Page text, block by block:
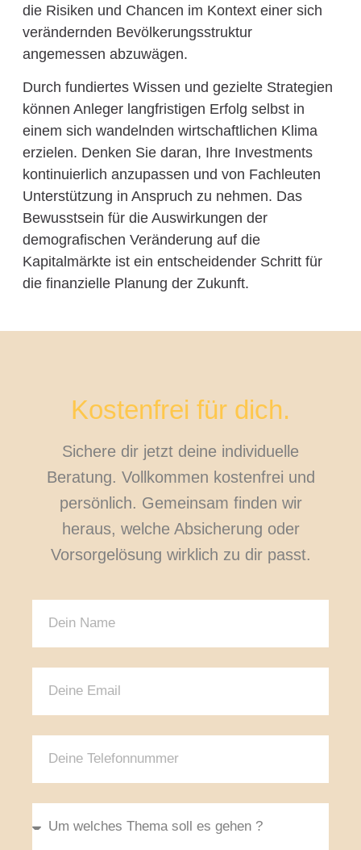
die Risiken und Chancen im Kontext einer sich
verändernden Bevölkerungsstruktur
angemessen abzuwägen.
Durch fundiertes Wissen und gezielte Strategien
können Anleger langfristigen Erfolg selbst in
einem sich wandelnden wirtschaftlichen Klima
erzielen. Denken Sie daran, Ihre Investments
kontinuierlich anzupassen und von Fachleuten
Unterstützung in Anspruch zu nehmen. Das
Bewusstsein für die Auswirkungen der
demografischen Veränderung auf die
Kapitalmärkte ist ein entscheidender Schritt für
die finanzielle Planung der Zukunft.
Kostenfrei für dich.
Sichere dir jetzt deine individuelle
Beratung. Vollkommen kostenfrei und
persönlich. Gemeinsam finden wir
heraus, welche Absicherung oder
Vorsorgelösung wirklich zu dir passt.